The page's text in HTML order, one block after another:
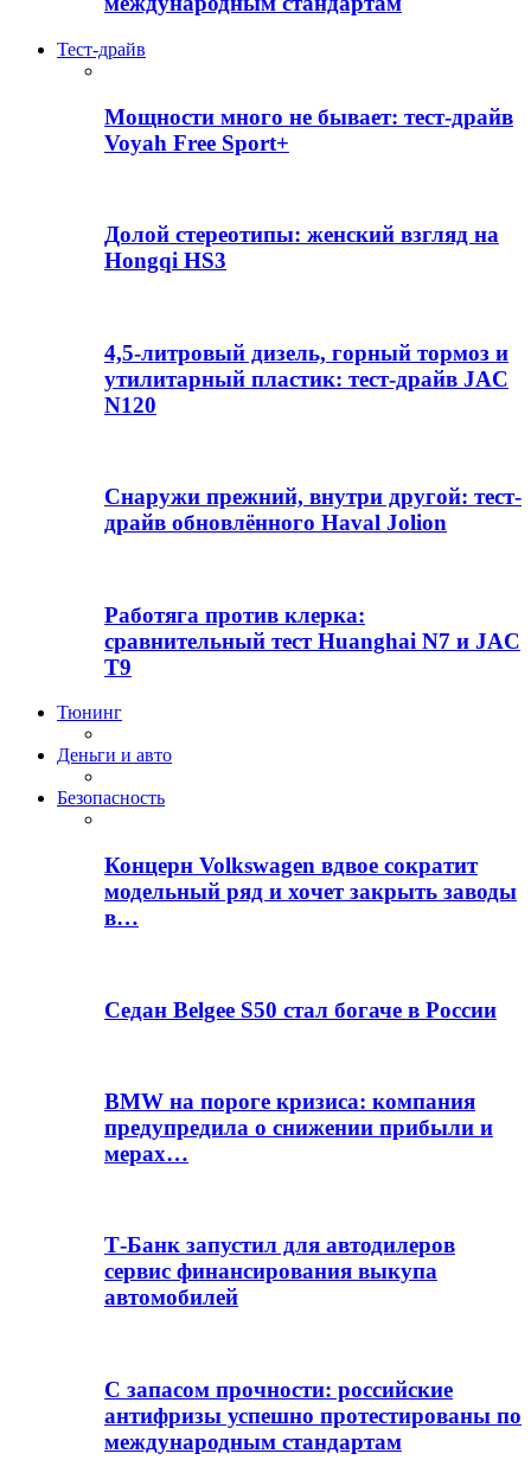
Тест-драйв
Мощности много не бывает: тест-драйв
Voyah Free Sport+
Долой стереотипы: женский взгляд на
Hongqi HS3
4,5-литровый дизель, горный тормоз и
утилитарный пластик: тест-драйв JAC
N120
Снаружи прежний, внутри другой: тест-
драйв обновлённого Haval Jolion
Работяга против клерка:
сравнительный тест Huanghai N7 и JAC
T9
Тюнинг
Деньги и авто
Безопасность
Концерн Volkswagen вдвое сократит
модельный ряд и хочет закрыть заводы
в…
Седан Belgee S50 стал богаче в России
BMW на пороге кризиса: компания
предупредила о снижении прибыли и
мерах…
Т-Банк запустил для автодилеров
сервис финансирования выкупа
автомобилей
С запасом прочности: российские
антифризы успешно протестированы по
международным стандартам